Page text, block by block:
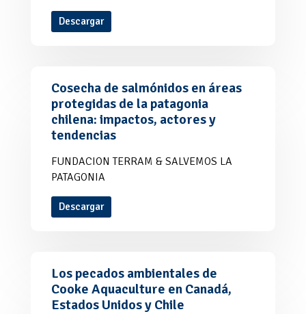
Descargar
Cosecha de salmónidos en áreas
protegidas de la patagonia
chilena: impactos, actores y
tendencias
FUNDACION TERRAM & SALVEMOS LA
PATAGONIA
Descargar
Los pecados ambientales de
Cooke Aquaculture en Canadá,
Estados Unidos y Chile